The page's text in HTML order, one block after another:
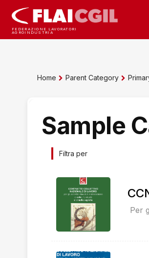
FEDERAZIONE LAVORATORI
AGROINDUSTRIA
Home Parent Category
Sample
Filtra per
Per